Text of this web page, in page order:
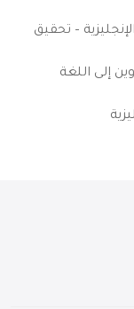
– تحقيق
إلى اللغة